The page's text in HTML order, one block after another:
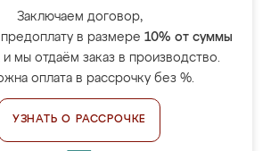
Заключаем договор,
в размере 10% от суммы
и мы отдаём заказ в производство.
оплата в рассрочку без %.
УЗНАТЬ О РАССРОЧКЕ